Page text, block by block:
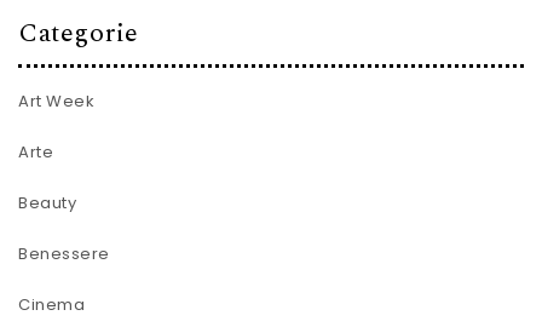
Categorie
Art Week
Arte
Beauty
Benessere
Cinema